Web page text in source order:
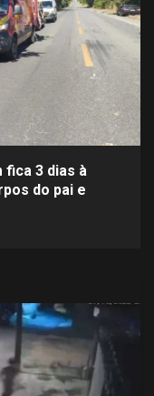
fica 3 dias à
do pai e